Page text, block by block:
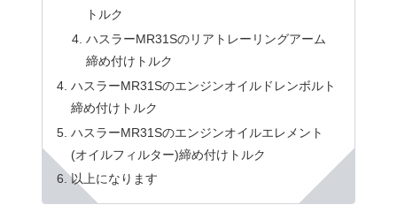
トルク
ハスラーMR31Sのリアトレーリングアーム
締め付けトルク
ハスラーMR31Sのエンジンオイルドレンボルト
締め付けトルク
ハスラーMR31Sのエンジンオイルエレメント
(オイルフィルター)締め付けトルク
以上になります